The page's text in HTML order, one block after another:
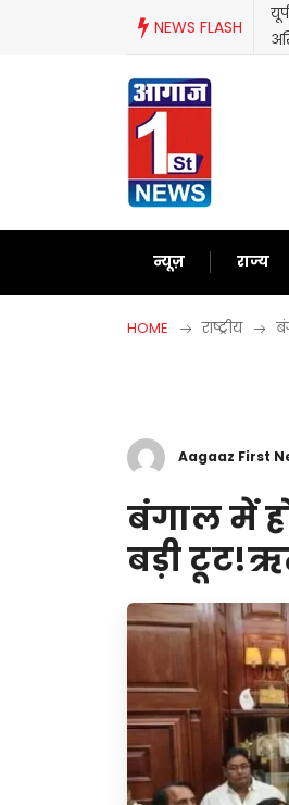
NEWS FLASH
यूपी में
अखिलेश
न्यूज़ राज्य
HOME राष्ट्रीय
Aagaaz First
बंगाल में
बड़ी